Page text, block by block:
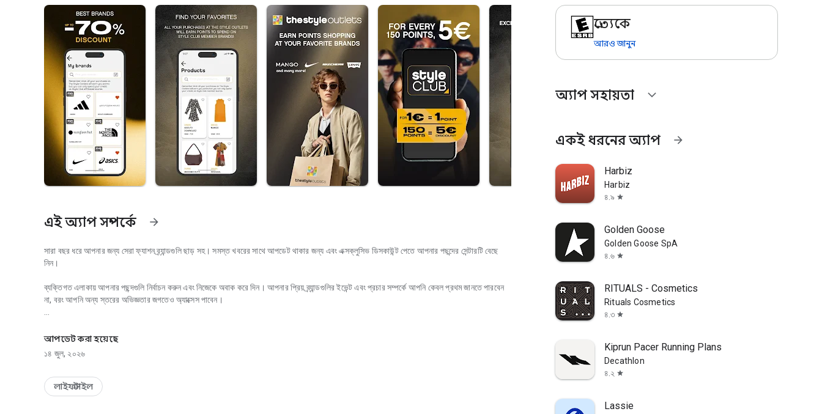
এই অ্যাপ সম্পর্কে arrow_forward
সারা বছর ধরে আপনার জন্য সেরা ফ্যাশন ব্র্যান্ডগুলি ছাড় সহ। সমস্ত খবরের সাথে আপডেট থাকার জন্য এবং এক্সক্লুসিভ ডিসকাউন্ট পেতে আপনার পছন্দের সেন্টারটি বেছে
নিন।
ব্যক্তিগত এলাকায় আপনার পছন্দগুলি নির্বাচন করুন এবং নিজেকে অবাক করে দিন। আপনার প্রিয় ব্র্যান্ডগুলির ইভেন্ট এবং প্রচার সম্পর্কে আপনি কেবল প্রথম জানতে পারবেন
না, বরং আপনি অন্য স্তরের অভিজ্ঞতার জগতেও অ্যাক্সেস পাবেন।
আপনি যত বেশি ইন্টারঅ্যাকশন করবেন, তত বেশি সুবিধা আপনি আনলক করবেন
আপডেট করা হয়েছে
১৪ জুল, ২০২৬
লাইফস্টাইল
প্রত্যেকে
আরও জানুন
অ্যাপ সহায়তা expand_more
একই ধরনের অ্যাপ arrow_forward
Harbiz
Harbiz
৪.৯ star
Golden Goose
Golden Goose SpA
৪.৬ star
RITUALS - Cosmetics
Rituals Cosmetics
৪.৩ star
Kiprun Pacer Running Plans
Decathlon
৪.২ star
Lassie